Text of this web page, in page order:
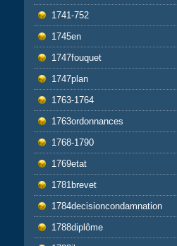
1741-752
1745en
1747fouquet
1747plan
1763-1764
1763ordonnances
1768-1790
1769etat
1781brevet
1784decisioncondamnation
1788diplôme